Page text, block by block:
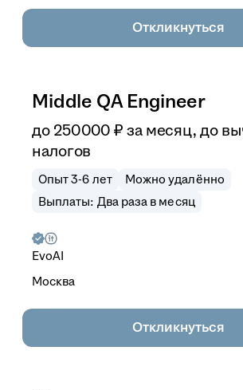
Откликнуться
Middle QA Engineer
до 250 000 ₽ за месяц, до
налогов
Опыт 3-6 лет
Можно удалённо
Выплаты: Два раза в месяц
EvoAI
Москва
Откликнуться